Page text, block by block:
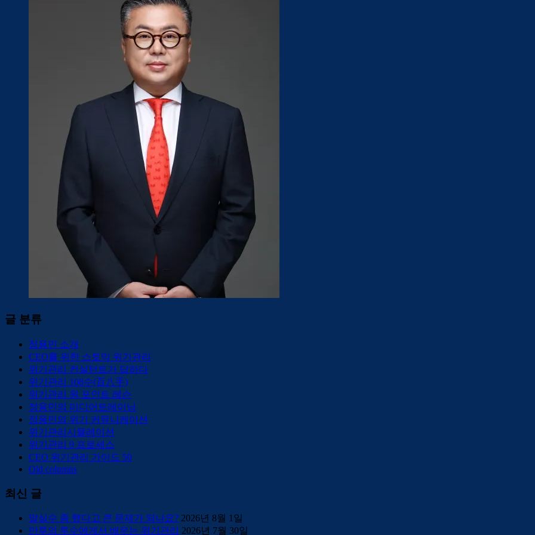
글 분류
정용민 소개
CEO를 위한 스토익 위기관리
위기관리 컨설턴트가 답하다
위기관리 108수(百八手)
위기관리 원 포인트 레슨
정용민의 미디어트레이닝
정용민의 위기 커뮤니케이션
위기관리시뮬레이션
위기관리 9 프로세스
CEO 위기관리 가이드 50
Old columns
최신 글
말실수 좀 했다고 큰 문제가 되나요? 2026년 8월 1일
만루의 투수에게서 배우는 위기관리 2026년 7월 30일